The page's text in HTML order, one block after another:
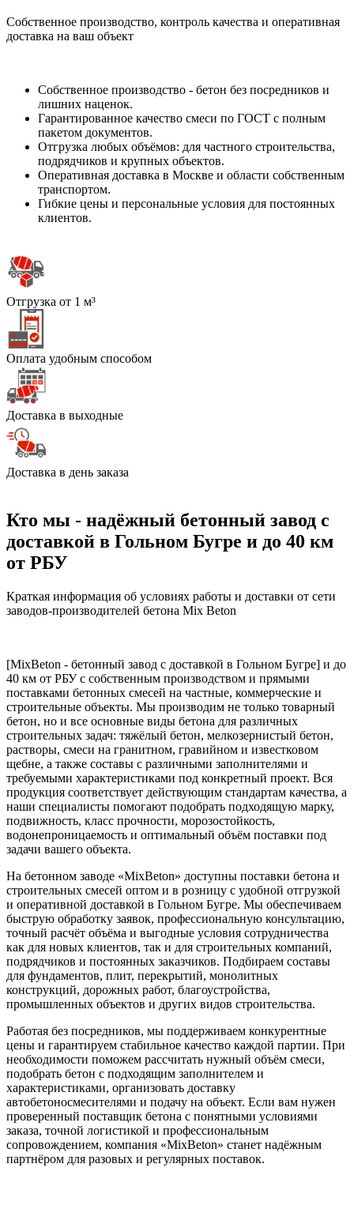
Собственное производство, контроль качества и оперативная
доставка на ваш объект
Собственное производство - бетон без посредников и
лишних наценок.
Гарантированное качество смеси по ГОСТ с полным
пакетом документов.
Отгрузка любых объёмов: для частного строительства,
подрядчиков и крупных объектов.
Оперативная доставка в Москве и области собственным
транспортом.
Гибкие цены и персональные условия для постоянных
клиентов.
Отгрузка от 1 м³
Оплата удобным способом
Доставка в выходные
Доставка в день заказа
Кто мы - надёжный бетонный завод с
доставкой в Гольном Бугре и до 40 км
от РБУ
Краткая информация об условиях работы и доставки от сети
заводов-производителей бетона Mix Beton
[MixBeton - бетонный завод с доставкой в Гольном Бугре] и до
40 км от РБУ с собственным производством и прямыми
поставками бетонных смесей на частные, коммерческие и
строительные объекты. Мы производим не только товарный
бетон, но и все основные виды бетона для различных
строительных задач: тяжёлый бетон, мелкозернистый бетон,
растворы, смеси на гранитном, гравийном и известковом
щебне, а также составы с различными заполнителями и
требуемыми характеристиками под конкретный проект. Вся
продукция соответствует действующим стандартам качества, а
наши специалисты помогают подобрать подходящую марку,
подвижность, класс прочности, морозостойкость,
водонепроницаемость и оптимальный объём поставки под
задачи вашего объекта.
На бетонном заводе «MixBeton» доступны поставки бетона и
строительных смесей оптом и в розницу с удобной отгрузкой
и оперативной доставкой в Гольном Бугре. Мы обеспечиваем
быструю обработку заявок, профессиональную консультацию,
точный расчёт объёма и выгодные условия сотрудничества
как для новых клиентов, так и для строительных компаний,
подрядчиков и постоянных заказчиков. Подбираем составы
для фундаментов, плит, перекрытий, монолитных
конструкций, дорожных работ, благоустройства,
промышленных объектов и других видов строительства.
Работая без посредников, мы поддерживаем конкурентные
цены и гарантируем стабильное качество каждой партии. При
необходимости поможем рассчитать нужный объём смеси,
подобрать бетон с подходящим заполнителем и
характеристиками, организовать доставку
автобетоносмесителями и подачу на объект. Если вам нужен
проверенный поставщик бетона с понятными условиями
заказа, точной логистикой и профессиональным
сопровождением, компания «MixBeton» станет надёжным
партнёром для разовых и регулярных поставок.